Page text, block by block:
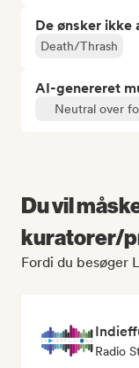
De ønsker ikke
Death/Thrash
AI-genereret
Neutral over
Du vil
kuratorer/
Fordi du besøger
Radio